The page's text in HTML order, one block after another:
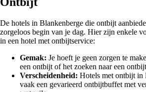
De hotels in Blankenberge die ontbijt
zorgeloos begin van je dag. Hier zijn enkele
in een hotel met ontbijtservice:
Gemak: Je hoeft je geen zorgen te
een ontbijt of het zoeken naar een
Verscheidenheid: Hotels met ontbijt in
vaak een gevarieerd ontbijtbuffet met